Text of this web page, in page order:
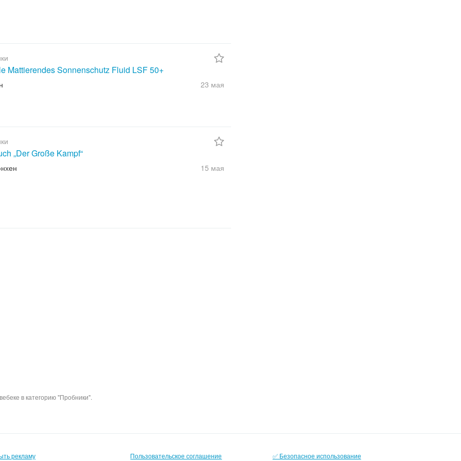
Mattierendes Sonnenschutz Fluid LSF 50+
23 мая
„Der Große Kampf“
15 мая
в категорию "Пробники".
рекламу Пользовательское соглашение ✅ Безопасное использование